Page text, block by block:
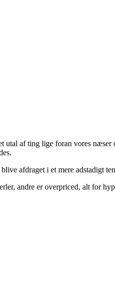
utal af ting lige foran vores
afdraget i et mere adstadigt
andre er overpriced, alt for